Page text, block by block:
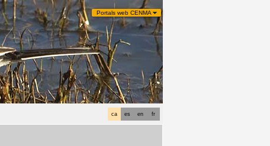
Portals web CENMA
fr
en
es
ca